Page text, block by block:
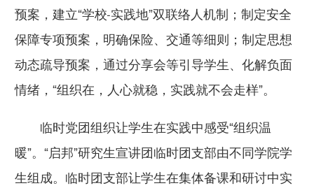
预案，建立“学校-实践地”双联络人机制；制定安全
保障专项预案，明确保险、交通等细则；制定思想
动态疏导预案，通过分享会等引导学生、化解负面
情绪，“组织在，人心就稳，实践就不会走样”。
临时党团组织让学生在实践中感受“组织温
暖”。“启邦”研究生宣讲团临时团支部由不同学院学
生组成。临时团支部让学生在集体备课和研讨中实